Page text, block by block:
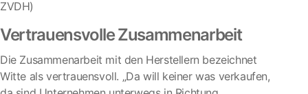
ZVDH)
Vertrauensvolle Zusammenarbeit
Die Zusammenarbeit mit den Herstellern bezeichnet
Witte als vertrauensvoll. „Da will keiner was verkaufen,